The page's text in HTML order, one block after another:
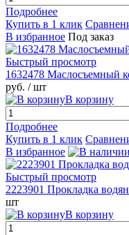
Подробнее
Купить в 1 клик
В избранное Под заказ
Быстрый просмотр
1632478 Маслосъемный
руб. / шт
В корзину
Подробнее
Купить в 1 клик
В избранное
Быстрый просмотр
2223901 Прокладка
шт
В корзину